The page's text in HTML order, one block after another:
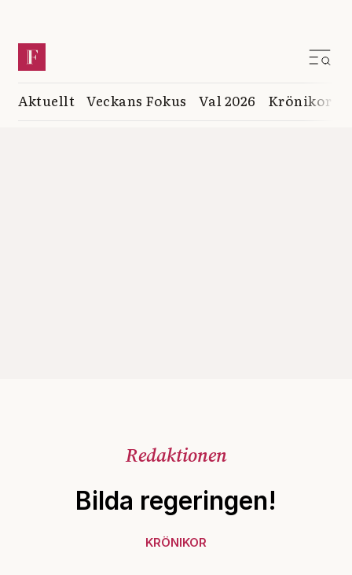
Aktuellt Veckans Fokus Val 2026 Krönikor
Redaktionen
Bilda regeringen!
KRÖNIKOR